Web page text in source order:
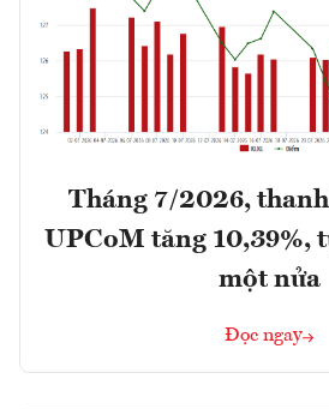
Tháng 7/2026,
UPCoM tăng 10,39%,
một nửa
Đọc ngay